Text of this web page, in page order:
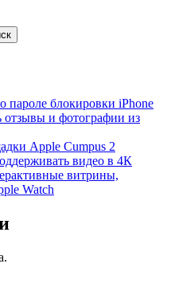
пароле блокировки iPhone
отзывы и фотографии из
Apple Cumpus 2
видео в 4К
витрины,
Watch